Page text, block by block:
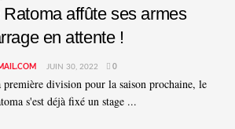
affûte ses armes
en attente !
JUIN 30, 2022 0
première division pour la saison prochaine, le
s'est déjà fixé un stage ...